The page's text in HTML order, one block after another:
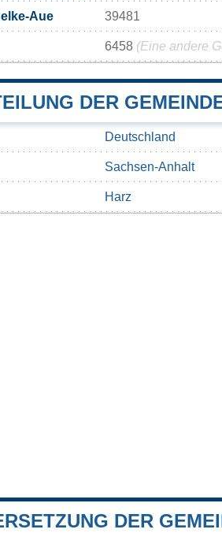
Aue 39481
6458 (Eine andere
DER
Deutschland
Sachsen-Anhalt
Harz
DER